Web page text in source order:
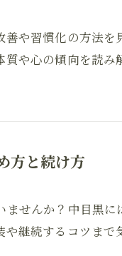
や習慣化の方法を
や心の傾向を読み
方と続け方
せんか？中目黒に
継続するコツまで